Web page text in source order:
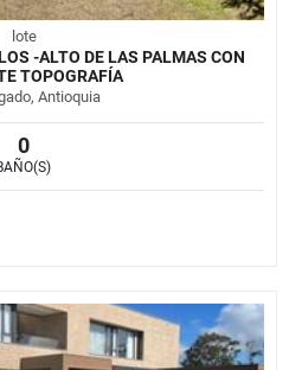
lote
-ALTO DE LAS PALMAS CON
TOPOGRAFÍA
Antioquia
0